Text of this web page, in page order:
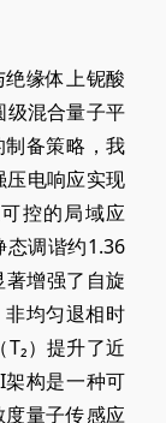
缘体上铌酸
级混合量子平
备策略，我
压电响应实现
控的局域应
态调谐约1.36
增强了自旋
均匀退相时
）提升了近
架构是一种可
量子传感应